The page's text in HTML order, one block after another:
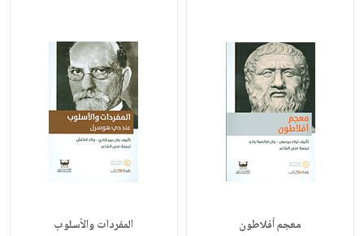
معجم أفلاطون المفردات والأسلوب